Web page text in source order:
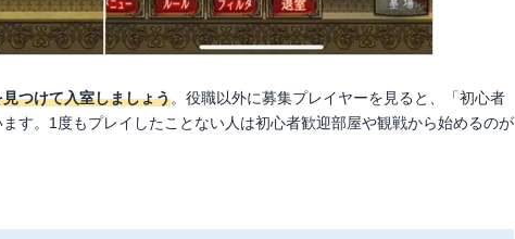
つけて入室しましょう。役職以外に募集プレイヤーを見ると、「初心者
す。1度もプレイしたことない人は初心者歓迎部屋や観戦から始めるのが